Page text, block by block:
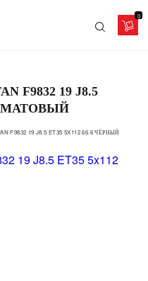
0
F9832 19 J8.5
МАТОВЫЙ
F9832 19 J8.5 ET35 5X112 66.6 ЧЁРНЫЙ